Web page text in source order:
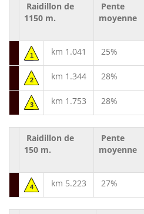
Raidillon de
1150 m.
Pente
moyenne
1 km 1.041 25%
2 km 1.344 28%
3 km 1.753 28%
Raidillon de
150 m.
Pente
moyenne
4 km 5.223 27%